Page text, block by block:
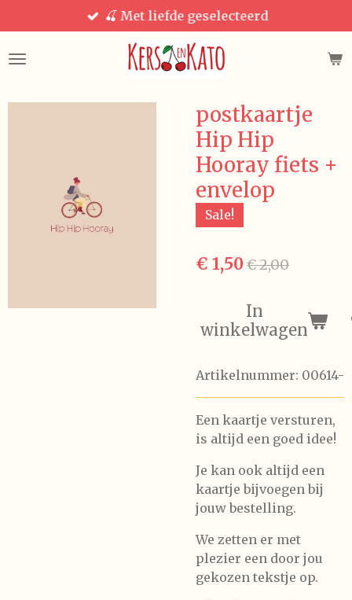
direct
naar
🍒 Met liefde geselecteerd
postkaartje
Hip Hip
Hooray fiets +
envelop
Sale!
€ 1,50€ 2,00
In
winkelwagen
Artikelnummer: 00614-
Een kaartje versturen,
is altijd een goed idee!
Je kan ook altijd een
kaartje bijvoegen bij
jouw bestelling.
We zetten er met
plezier een door jou
gekozen tekstje op.